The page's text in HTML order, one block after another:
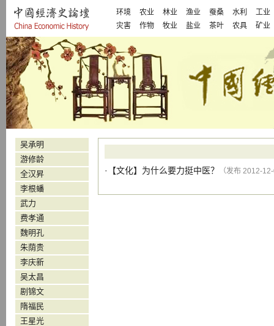
环境 农业 林业 渔业 蚕桑 水利
工业
灾害
作物 牧业 盐业 茶叶 农具 矿业
·【文化】 为什么要力挺中医？ （发布 2012-
吴承明
游修龄
全汉昇
李根蟠
武力
费孝通
魏明孔
朱荫贵
李庆新
吴太昌
剧锦文
隋福民
王星光